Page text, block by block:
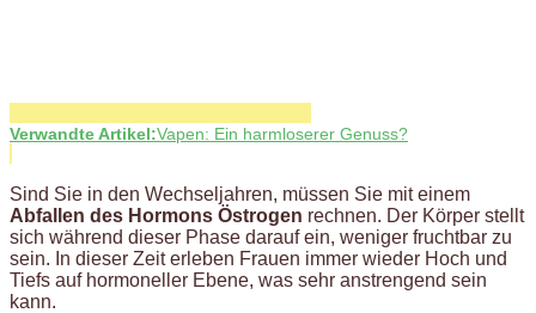
Verwandte Artikel:Vapen: Ein harmloserer Genuss?
Sind Sie in den Wechseljahren, müssen Sie mit einem
Abfallen des Hormons Östrogen rechnen. Der Körper stellt
sich während dieser Phase darauf ein, weniger fruchtbar zu
sein. In dieser Zeit erleben Frauen immer wieder Hoch und
Tiefs auf hormoneller Ebene, was sehr anstrengend sein
kann.